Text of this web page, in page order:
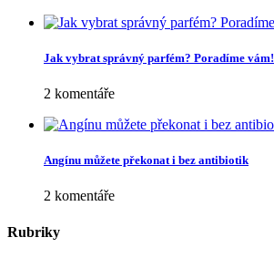
Jak vybrat správný parfém? Poradíme vám!
2 komentáře
Angínu můžete překonat i bez antibiotik
2 komentáře
Rubriky